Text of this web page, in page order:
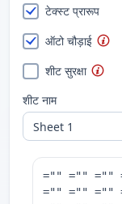
टेक्स्ट प्रारूप
ऑटो चौड़ाई
शीट सुरक्षा
शीट नाम